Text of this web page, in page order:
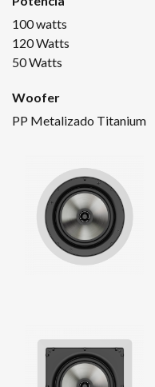
100 watts
120 Watts
50 Watts
Woofer
PP Metalizado Titanium